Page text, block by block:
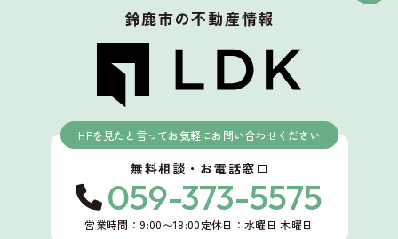
鈴鹿市の不動産情報
HPを見たと言ってお気軽にお問い合わせください
無料相談・お電話窓口
059-373-5575
営業時間：9:00〜18:00定休日：水曜日 木曜日